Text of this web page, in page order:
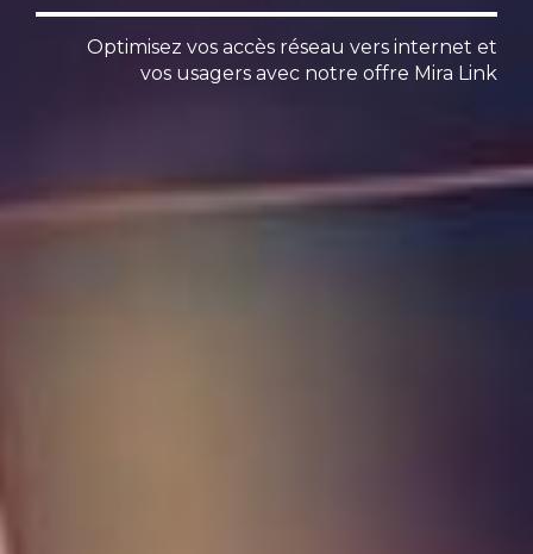
Optimisez vos accès réseau vers internet et
vos usagers avec notre offre Mira Link